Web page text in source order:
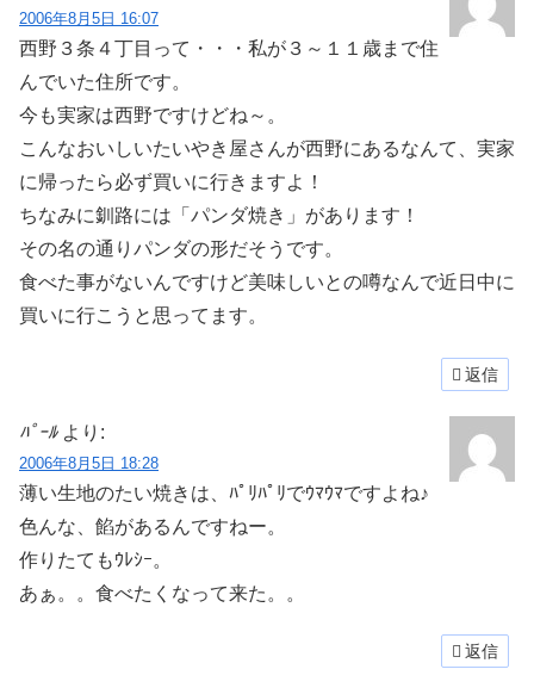
2006年8月5日 16:07
西野３条４丁目って・・・私が３～１１歳まで住
んでいた住所です。
今も実家は西野ですけどね～。
こんなおいしいたいやき屋さんが西野にあるなんて、実家
に帰ったら必ず買いに行きますよ！
ちなみに釧路には「パンダ焼き」があります！
その名の通りパンダの形だそうです。
食べた事がないんですけど美味しいとの噂なんで近日中に
買いに行こうと思ってます。
返信
ﾊﾟｰﾙ より:
2006年8月5日 18:28
薄い生地のたい焼きは、ﾊﾟﾘﾊﾟﾘでｳﾏｳﾏですよね♪
色んな、餡があるんですねー。
作りたてもｳﾚｼｰ。
あぁ。。食べたくなって来た。。
返信